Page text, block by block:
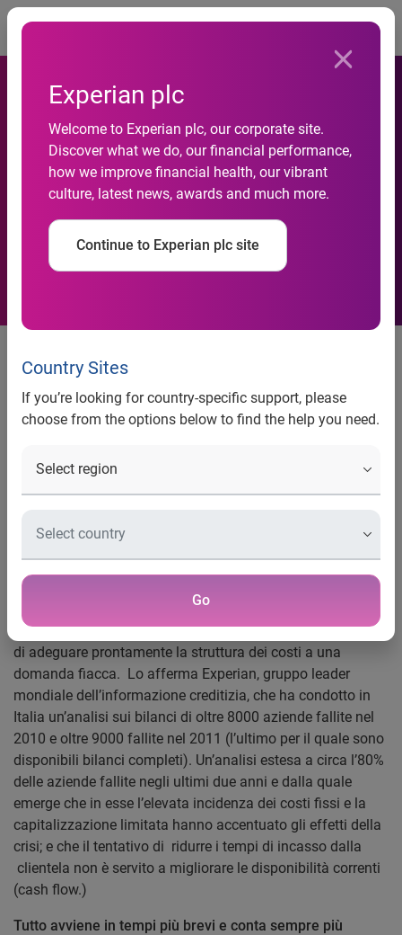
Experian plc
Welcome to Experian plc, our corporate site.
Discover what we do, our financial performance,
how we improve financial health, our vibrant
culture, latest news, awards and much more.
Continue to Experian plc site
Country Sites
If you’re looking for country-specific support, please
choose from the options below to find the help you need.
Go
Crisi e imprese: in Italia la
stretta creditizia pesa, ma
molto meno delle rigidita’
Lo conferma un’analisi condotta
da Experian sui bilanci di migliaia
di aziende italiane fallite negli
ultimi due anni.
Crisi e imprese: in italia la stretta creditizia pesa, ma
molto meno delle rigidita’
Lo conferma un’analisi condotta da Experian sui bilanci di
Milano 23 novembre 2012 –
credito preoccupa le imprese italiane, ma il suo peso va
molto ridimensionato rispetto alle rigidità che impediscono
di adeguare prontamente la struttura dei costi a una
domanda fiacca. Lo afferma Experian, gruppo leader
mondiale dell’informazione creditizia, che ha condotto in
Italia un’analisi sui bilanci di oltre 8000 aziende fallite nel
2010 e oltre 9000 fallite nel 2011 (l’ultimo per il quale sono
disponibili bilanci completi). Un’analisi estesa a circa l’80%
delle aziende fallite negli ultimi due anni e dalla quale
emerge che in esse l’elevata incidenza dei costi fissi e la
capitalizzazione limitata hanno accentuato gli effetti della
crisi; e che il tentativo di ridurre i tempi di incasso dalla
clientela non è servito a migliorare le disponibilità correnti
(cash flow.)
Tutto avviene in tempi più brevi e conta sempre più